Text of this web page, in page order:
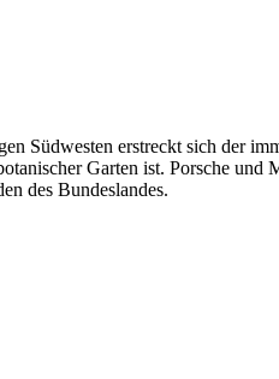
Südwesten erstreckt sich der
Garten ist. Porsche und
des Bundeslandes.